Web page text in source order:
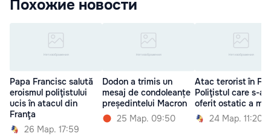
Похожие новости
Papa Francisc salută
eroismul poliţistului
ucis în atacul din
Franţa
26 Мар. 17:59
Dodon a trimis un
mesaj de condoleanțe
președintelui Macron
25 Мар. 09:50
Atac terorist în
Poliţistul care s-a
oferit ostatic a
24 Мар. 11:20